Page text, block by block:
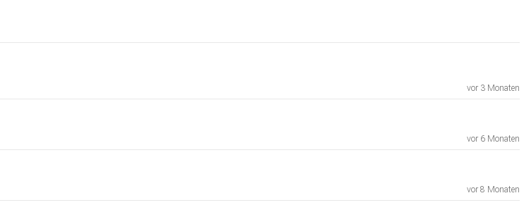
vor 3 Monaten
vor 6 Monaten
vor 8 Monaten